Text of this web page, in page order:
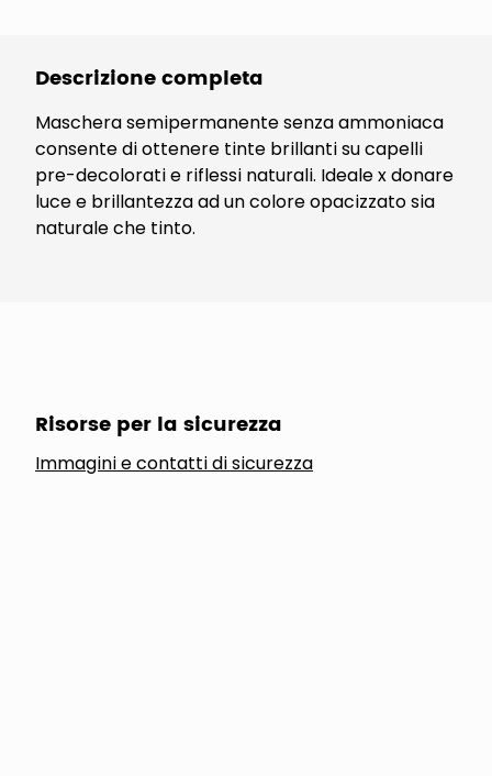
Descrizione completa
Maschera semipermanente senza ammoniaca
consente di ottenere tinte brillanti su capelli
pre-decolorati e riflessi naturali. Ideale x donare
luce e brillantezza ad un colore opacizzato sia
naturale che tinto.
Risorse per la sicurezza
Immagini e contatti di sicurezza